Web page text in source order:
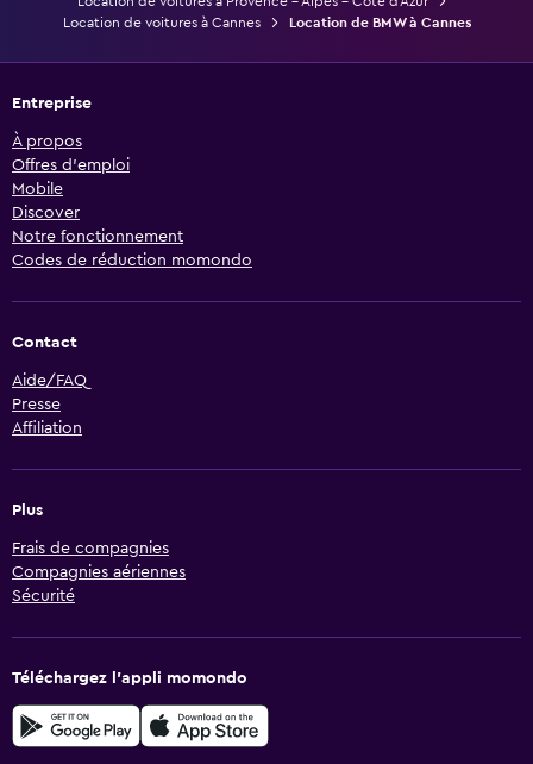
Location de voitures à Cannes
Location de BMW à Cannes
Entreprise
À propos
Offres d’emploi
Mobile
Discover
Notre fonctionnement
Codes de réduction momondo
Contact
Aide/FAQ
Presse
Affiliation
Plus
Frais de compagnies
Compagnies aériennes
Sécurité
Téléchargez l’appli momondo